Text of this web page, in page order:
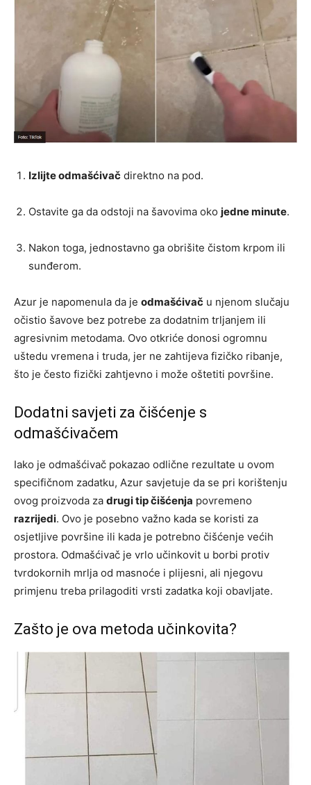
Izlijte odmašćivač direktno na pod.
Ostavite ga da odstoji na šavovima oko jedne minute.
Nakon toga, jednostavno ga obrišite čistom krpom ili
sunđerom.
Azur je napomenula da je odmašćivač u njenom slučaju
očistio šavove bez potrebe za dodatnim trljanjem ili
agresivnim metodama. Ovo otkriće donosi ogromnu
uštedu vremena i truda, jer ne zahtijeva fizičko ribanje,
što je često fizički zahtjevno i može oštetiti površine.
Dodatni savjeti za čišćenje s
odmašćivačem
Iako je odmašćivač pokazao odlične rezultate u ovom
specifičnom zadatku, Azur savjetuje da se pri korištenju
ovog proizvoda za drugi tip čišćenja povremeno
razrijedi. Ovo je posebno važno kada se koristi za
osjetljive površine ili kada je potrebno čišćenje većih
prostora. Odmašćivač je vrlo učinkovit u borbi protiv
tvrdokornih mrlja od masnoće i plijesni, ali njegovu
primjenu treba prilagoditi vrsti zadatka koji obavljate.
Zašto je ova metoda učinkovita?